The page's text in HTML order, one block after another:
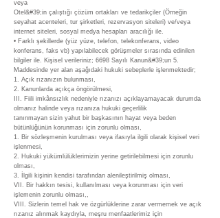
veya
Otel&#39;in çalıştığı çözüm ortakları ve tedarikçiler (Örneğin
seyahat acenteleri, tur şirketleri, rezervasyon siteleri) ve/veya
internet siteleri, sosyal medya hesapları aracılığı ile.
• Farklı şekillerde (yüz yüze, telefon, telekonferans, video
konferans, faks vb) yapılabilecek görüşmeler sırasında edinilen
bilgiler ile. Kişisel verileriniz; 6698 Sayılı Kanun&#39;un 5.
Maddesinde yer alan aşağıdaki hukuki sebeplerle işlenmektedir;
1. Açık rızanızın bulunması,
2. Kanunlarda açıkça öngörülmesi,
III. Fiili imkânsızlık nedeniyle rızanızı açıklayamayacak durumda
olmanız halinde veya rızanıza hukuki geçerlilik
tanınmayan sizin yahut bir başkasının hayat veya beden
bütünlüğünün korunması için zorunlu olması,
1. Bir sözleşmenin kurulması veya ifasıyla ilgili olarak kişisel veri
işlenmesi,
2. Hukuki yükümlülüklerimizin yerine getirilebilmesi için zorunlu
olması,
3. İlgili kişinin kendisi tarafından alenileştirilmiş olması,
VII. Bir hakkın tesisi, kullanılması veya korunması için veri
işlemenin zorunlu olması,,
VIII. Sizlerin temel hak ve özgürlüklerine zarar vermemek ve açık
rızanız alınmak kaydıyla, meşru menfaatlerimiz için